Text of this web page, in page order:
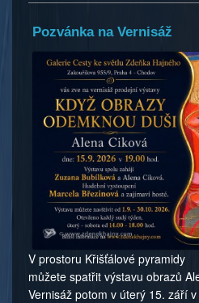
Pozvánka na Vernisáž
V prostoru Křišťálové pyramidy
můžete spatřit výstavu obrazů
Vernisáž potom v úterý 15. září v